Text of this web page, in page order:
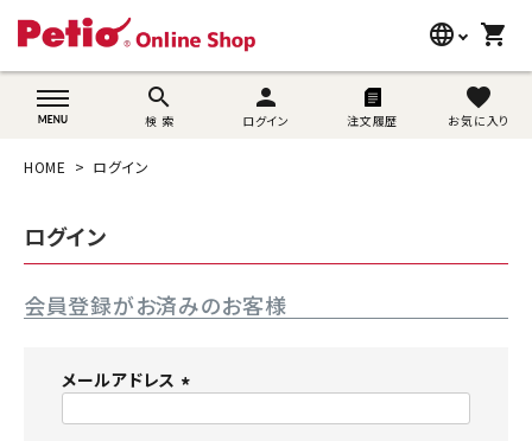
language
wovn-lang-name
shopping_cart
search
検 索
person
ログイン 注文履歴
favorite
お気に入り
search
うさぎ用品
ブランド別に探す
目的別に探す
SNS
HOME ログイン
ログイン
会員登録がお済みのお客様
メールアドレス